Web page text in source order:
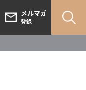
メルマガ
登録